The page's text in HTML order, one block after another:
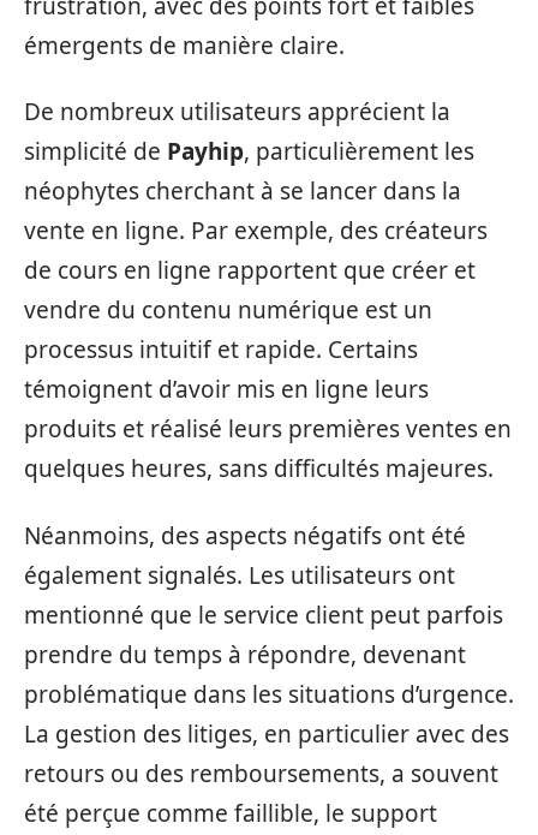
émergents de manière claire.
De nombreux utilisateurs apprécient la
simplicité de Payhip, particulièrement les
néophytes cherchant à se lancer dans la
vente en ligne. Par exemple, des créateurs
de cours en ligne rapportent que créer et
vendre du contenu numérique est un
processus intuitif et rapide. Certains
témoignent d’avoir mis en ligne leurs
produits et réalisé leurs premières ventes en
quelques heures, sans difficultés majeures.
Néanmoins, des aspects négatifs ont été
également signalés. Les utilisateurs ont
mentionné que le service client peut parfois
prendre du temps à répondre, devenant
problématique dans les situations d’urgence.
La gestion des litiges, en particulier avec des
retours ou des remboursements, a souvent
été perçue comme faillible, le support